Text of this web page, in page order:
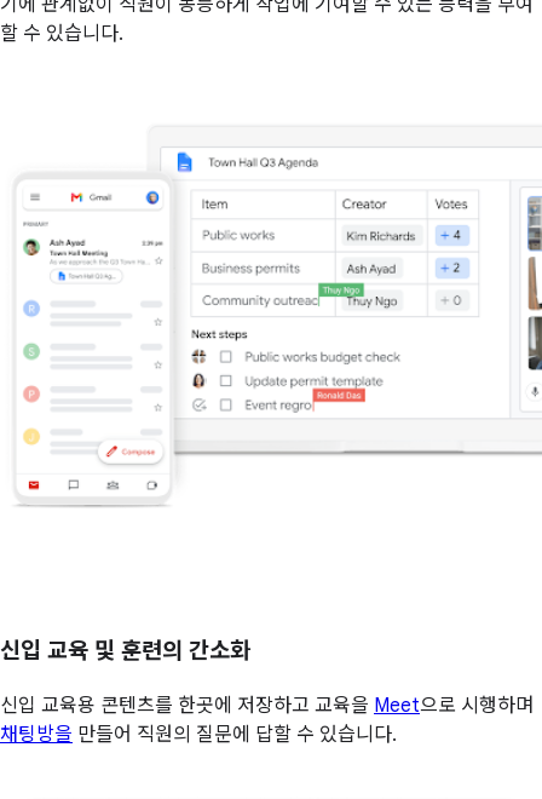
기에 관계없이 직원이 동등하게 작업에 기여할 수 있는 능력을 부여
할 수 있습니다.
신입 교육 및 훈련의 간소화
신입 교육용 콘텐츠를 한곳에 저장하고 교육을 Meet으로 시행하며
채팅방을 만들어 직원의 질문에 답할 수 있습니다.